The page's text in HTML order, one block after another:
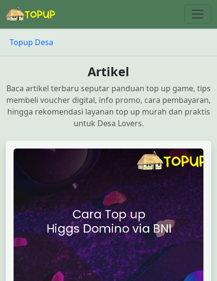
Topup Desa
Artikel
Baca artikel terbaru seputar panduan top up game, tips
membeli voucher digital, info promo, cara pembayaran,
hingga rekomendasi layanan top up murah dan praktis
untuk Desa Lovers.